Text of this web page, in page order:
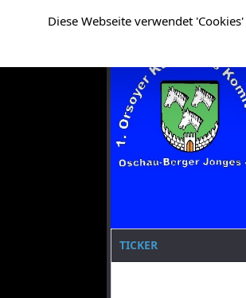
TICKER
Diese Webseite verwendet